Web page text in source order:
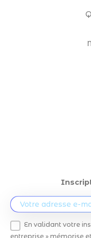
En validant votre
entreprise » mémorise